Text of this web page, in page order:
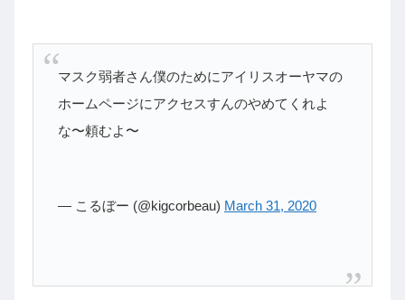
マスク弱者さん僕のためにアイリスオーヤマの
ホームページにアクセスすんのやめてくれよ
な〜頼むよ〜
— こるぼー (@kigcorbeau) March 31, 2020